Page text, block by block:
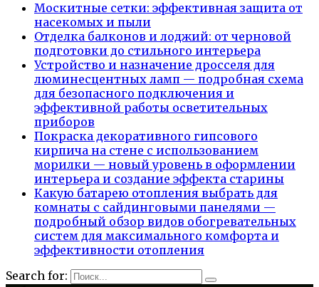
Москитные сетки: эффективная защита от
насекомых и пыли
Отделка балконов и лоджий: от черновой
подготовки до стильного интерьера
Устройство и назначение дросселя для
люминесцентных ламп — подробная схема
для безопасного подключения и
эффективной работы осветительных
приборов
Покраска декоративного гипсового
кирпича на стене с использованием
морилки — новый уровень в оформлении
интерьера и создание эффекта старины
Какую батарею отопления выбрать для
комнаты с сайдинговыми панелями —
подробный обзор видов обогревательных
систем для максимального комфорта и
эффективности отопления
Search for: